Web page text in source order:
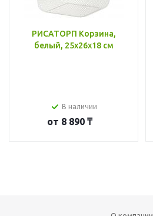
РИСАТОРП Корзина,
белый, 25x26x18 см
В наличии
от 8 890 ₸